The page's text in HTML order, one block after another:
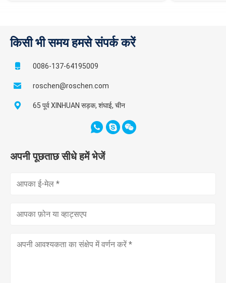
किसी भी समय हमसे संपर्क करें
0086-137-64195009
roschen@roschen.com
65 पूर्व XINHUAN सड़क, शंघाई, चीन
अपनी पूछताछ सीधे हमें भेजें